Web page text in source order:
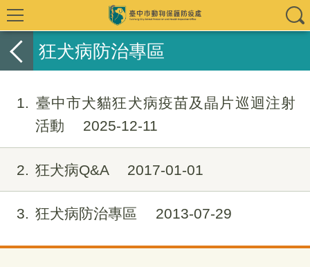
狂犬病防治專區
1
臺中市犬貓狂犬病疫苗及晶片巡迴注射
活動
2025-12-11
2 狂犬病Q&A 2017-01-01
3 狂犬病防治專區 2013-07-29